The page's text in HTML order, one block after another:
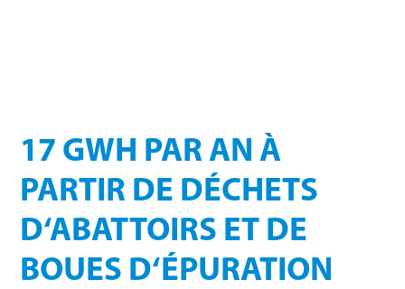
17 GWH PAR AN À
PARTIR DE DÉCHETS
D‘ABATTOIRS ET DE
BOUES D‘ÉPURATION